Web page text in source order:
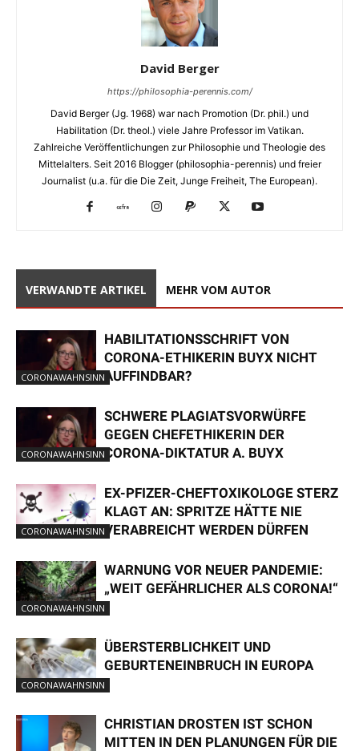
David Berger
https://philosophia-perennis.com/
David Berger (Jg. 1968) war nach Promotion (Dr. phil.) und
Habilitation (Dr. theol.) viele Jahre Professor im Vatikan.
Zahlreiche Veröffentlichungen zur Philosophie und Theologie des
Mittelalters. Seit 2016 Blogger (philosophia-perennis) und freier
Journalist (u.a. für die Die Zeit, Junge Freiheit, The European).
VERWANDTE ARTIKEL MEHR VOM AUTOR
CORONAWAHNSINN
HABILITATIONSSCHRIFT VON
CORONA-ETHIKERIN BUYX NICHT
AUFFINDBAR?
CORONAWAHNSINN
SCHWERE PLAGIATSVORWÜRFE
GEGEN CHEFETHIKERIN DER
CORONA-DIKTATUR A. BUYX
CORONAWAHNSINN
EX-PFIZER-CHEFTOXIKOLOGE STERZ
KLAGT AN: SPRITZE HÄTTE NIE
VERABREICHT WERDEN DÜRFEN
CORONAWAHNSINN
WARNUNG VOR NEUER PANDEMIE:
„WEIT GEFÄHRLICHER ALS CORONA!“
CORONAWAHNSINN
ÜBERSTERBLICHKEIT UND
GEBURTENEINBRUCH IN EUROPA
CHRISTIAN DROSTEN IST SCHON
MITTEN IN DEN PLANUNGEN FÜR DIE